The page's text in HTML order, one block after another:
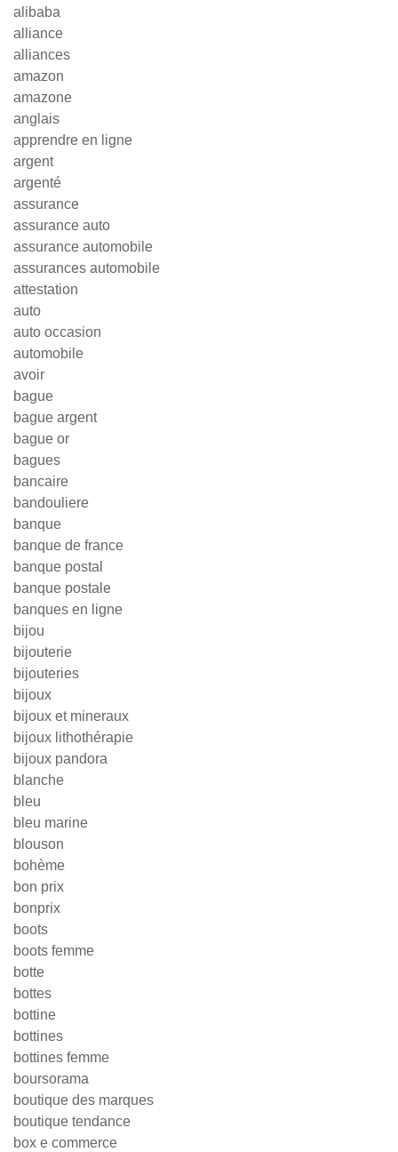
alibaba
alliance
alliances
amazon
amazone
anglais
apprendre en ligne
argent
argenté
assurance
assurance auto
assurance automobile
assurances automobile
attestation
auto
auto occasion
automobile
avoir
bague
bague argent
bague or
bagues
bancaire
bandouliere
banque
banque de france
banque postal
banque postale
banques en ligne
bijou
bijouterie
bijouteries
bijoux
bijoux et mineraux
bijoux lithothérapie
bijoux pandora
blanche
bleu
bleu marine
blouson
bohème
bon prix
bonprix
boots
boots femme
botte
bottes
bottine
bottines
bottines femme
boursorama
boutique des marques
boutique tendance
box e commerce